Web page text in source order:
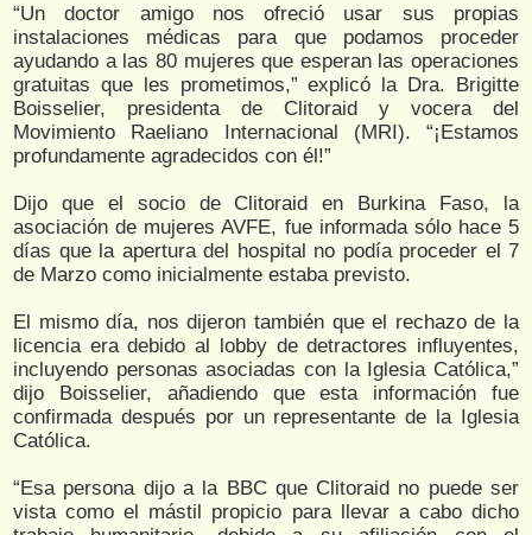
“Un doctor amigo nos ofreció usar sus propias
instalaciones médicas para que podamos proceder
ayudando a las 80 mujeres que esperan las operaciones
gratuitas que les prometimos,” explicó la Dra. Brigitte
Boisselier, presidenta de Clitoraid y vocera del
Movimiento Raeliano Internacional (MRI). “¡Estamos
profundamente agradecidos con él!”
Dijo que el socio de Clitoraid en Burkina Faso, la
asociación de mujeres AVFE, fue informada sólo hace 5
días que la apertura del hospital no podía proceder el 7
de Marzo como inicialmente estaba previsto.
El mismo día, nos dijeron también que el rechazo de la
licencia era debido al lobby de detractores influyentes,
incluyendo personas asociadas con la Iglesia Católica,”
dijo Boisselier, añadiendo que esta información fue
confirmada después por un representante de la Iglesia
Católica.
“Esa persona dijo a la BBC que Clitoraid no puede ser
vista como el mástil propicio para llevar a cabo dicho